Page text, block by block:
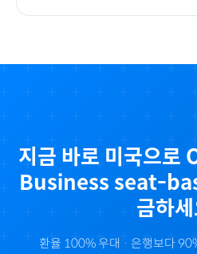
지금 바로 미국으로
Business seat-
금하
환율 100% 우대 · 은행보다